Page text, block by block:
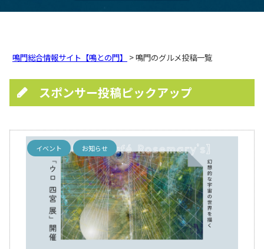
鳴門総合情報サイト【鳴との門】 > 鳴門のグルメ投稿一覧
スポンサー投稿ピックアップ
イベント お知らせ